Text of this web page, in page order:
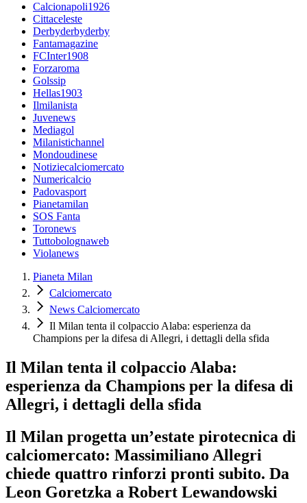
Calcionapoli1926
Cittaceleste
Derbyderbyderby
Fantamagazine
FCInter1908
Forzaroma
Golssip
Hellas1903
Ilmilanista
Juvenews
Mediagol
Milanistichannel
Mondoudinese
Notiziecalciomercato
Numericalcio
Padovasport
Pianetamilan
SOS Fanta
Toronews
Tuttobolognaweb
Violanews
Pianeta Milan
Calciomercato
News Calciomercato
Il Milan tenta il colpaccio Alaba: esperienza da
Champions per la difesa di Allegri, i dettagli della sfida
Il Milan tenta il colpaccio Alaba:
esperienza da Champions per la difesa di
Allegri, i dettagli della sfida
Il Milan progetta un’estate pirotecnica di
calciomercato: Massimiliano Allegri
chiede quattro rinforzi pronti subito. Da
Leon Goretzka a Robert Lewandowski